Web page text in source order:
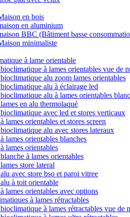
en bois
en aluminium
BBC (Bâtiment basse
minimaliste
à lame orientable
à lames orientables vue de
alu zoom lames orientables
alu à éclairage led
alu à lames orientables
en alu thermolaqué
avec led et stores verticaux
lames orientables et stores screen
alu avec stores lateraux
lames orientables blanches
lames orientables
à lames orientables
store lateral
avec store bso et paroi vitree
à toit orientable
lames orientables avec options
à lames rétractables
à lames rétractables vue de